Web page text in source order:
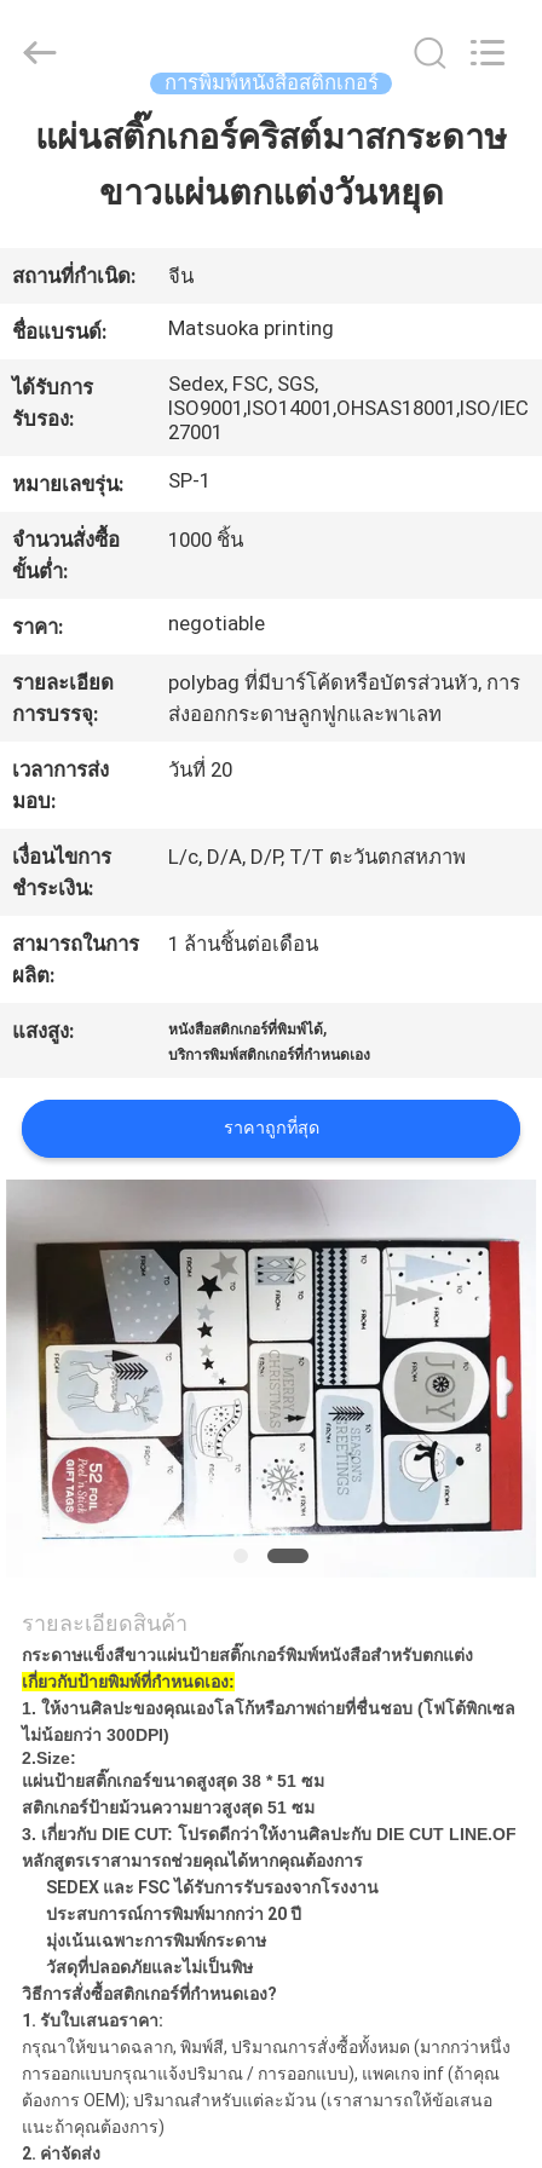
บ้าน
เกี่ยว
กับ
เรา
ทัวร์
โรงงาน
ควบคุม
คุณภาพ
ติดต่อ
เรา
ขอ
ใบ
ราคา
แผนผัง
เว็บไซต์
PRIVACY
POLICY
Zhejiang
matsuoka
Reserved.
การพิมพ์หนังสือสติกเกอร์
แผ่นสติ๊กเกอร์คริสต์มาสกระดาษ
ขาวแผ่นตกแต่งวันหยุด
สถานที่กำเนิด: จีน
ชื่อแบรนด์: Matsuoka printing
ได้รับการ
รับรอง:
Sedex, FSC, SGS,
ISO9001,ISO14001,OHSAS18001,ISO/IEC
27001
หมายเลขรุ่น: SP-1
จำนวนสั่งซื้อ
ขั้นต่ำ:
1000 ชิ้น
ราคา: negotiable
รายละเอียด
การบรรจุ:
polybag ที่มีบาร์โค้ดหรือบัตรส่วนหัว, การ
ส่งออกกระดาษลูกฟูกและพาเลท
เวลาการส่ง
มอบ:
วันที่ 20
เงื่อนไขการ
ชำระเงิน:
L/c, D/A, D/P, T/T ตะวันตกสหภาพ
สามารถในการ
ผลิต:
1 ล้านชิ้นต่อเดือน
แสงสูง: หนังสือสติกเกอร์ที่พิมพ์ได้,
บริการพิมพ์สติกเกอร์ที่กำหนดเอง
ราคาถูกที่สุด
รายละเอียดสินค้า
กระดาษแข็งสีขาวแผ่นป้ายสติ๊กเกอร์พิมพ์หนังสือสำหรับตกแต่ง
เกี่ยวกับป้ายพิมพ์ที่กำหนดเอง:
1. ให้งานศิลปะของคุณเองโลโก้หรือภาพถ่ายที่ชื่นชอบ (โฟโต้พิกเซล
ไม่น้อยกว่า 300DPI)
2.Size:
แผ่นป้ายสติ๊กเกอร์ขนาดสูงสุด 38 * 51 ซม
สติกเกอร์ป้ายม้วนความยาวสูงสุด 51 ซม
3. เกี่ยวกับ DIE CUT: โปรดดีกว่าให้งานศิลปะกับ DIE CUT LINE.OF
หลักสูตรเราสามารถช่วยคุณได้หากคุณต้องการ
SEDEX และ FSC ได้รับการรับรองจากโรงงาน
ประสบการณ์การพิมพ์มากกว่า 20 ปี
มุ่งเน้นเฉพาะการพิมพ์กระดาษ
วัสดุที่ปลอดภัยและไม่เป็นพิษ
วิธีการสั่งซื้อสติกเกอร์ที่กำหนดเอง?
1. รับใบเสนอราคา:
กรุณาให้ขนาดฉลาก, พิมพ์สี, ปริมาณการสั่งซื้อทั้งหมด (มากกว่าหนึ่ง
การออกแบบกรุณาแจ้งปริมาณ / การออกแบบ), แพคเกจ inf(ถ้าคุณ
ต้องการ OEM); ปริมาณสำหรับแต่ละม้วน (เราสามารถให้ข้อเสนอ
แนะถ้าคุณต้องการ)
2. ค่าจัดส่ง